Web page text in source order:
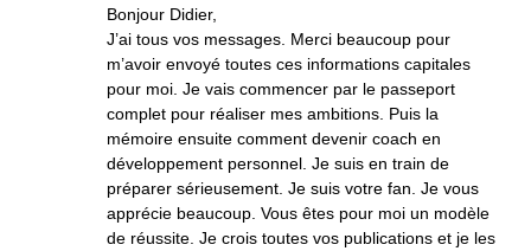
Bonjour Didier,
J’ai tous vos messages. Merci beaucoup pour
m’avoir envoyé toutes ces informations capitales
pour moi. Je vais commencer par le passeport
complet pour réaliser mes ambitions. Puis la
mémoire ensuite comment devenir coach en
développement personnel. Je suis en train de
préparer sérieusement. Je suis votre fan. Je vous
apprécie beaucoup. Vous êtes pour moi un modèle
de réussite. Je crois toutes vos publications et je les